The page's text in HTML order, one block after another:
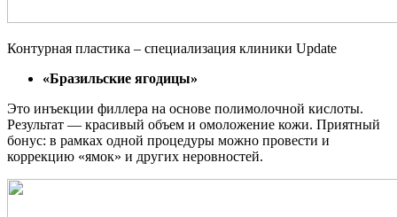
Контурная пластика – специализация клиники Update
«Бразильские ягодицы»
Это инъекции филлера на основе полимолочной кислоты.
Результат — красивый объем и омоложение кожи. Приятный
бонус: в рамках одной процедуры можно провести и
коррекцию «ямок» и других неровностей.